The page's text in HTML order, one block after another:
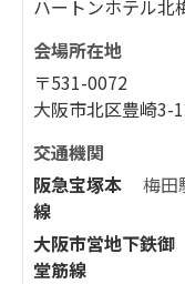
ハートンホテル北
会場所在地
〒531-0072
大阪市北区豊崎3-
交通機関
阪急宝塚本
線
梅
大阪市営地下鉄御
堂筋線